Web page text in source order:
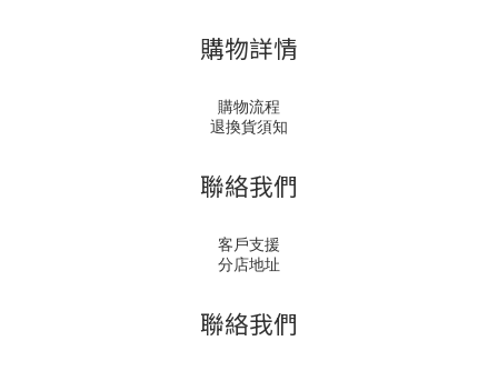
購物詳情
購物流程
退換貨須知
聯絡我們
客戶支援
分店地址
聯絡我們